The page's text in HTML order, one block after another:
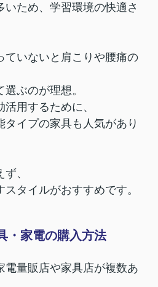
いため、学習環境の快適さ
ていないと肩こりや腰痛の
ぶのが理想。
用するために、
イプの家具も人気があり
、
タイルがおすすめです。
・家電の購入方法
電量販店や家具店が複数あ